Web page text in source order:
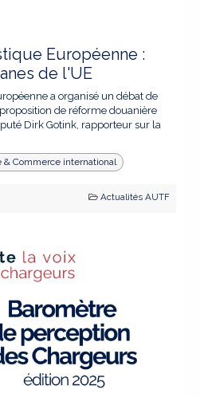
Européenne :
de l'UE
a organisé un débat de
de réforme douanière
Dirk Gotink, rapporteur sur la
& Commerce international
Actualités AUTF